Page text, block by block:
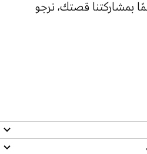
بمشاركتنا قصتك، نرجو